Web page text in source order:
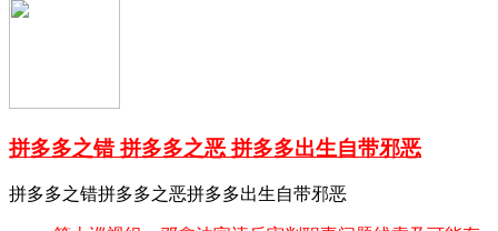
拼多多之错 拼多多之恶 拼多多出生自带邪恶
拼多多之错拼多多之恶拼多多出生自带邪恶